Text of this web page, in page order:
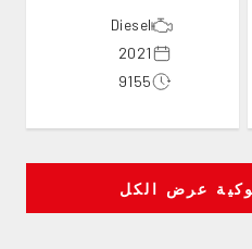
Diesel
2021
9155
عرض الكل